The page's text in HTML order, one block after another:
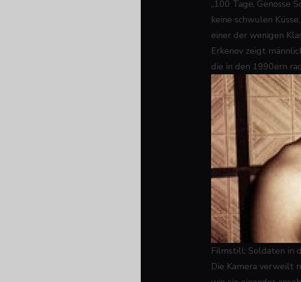
„100 Tage, Genosse
keine schwulen
einer der wenigen
Erkenov zeigt
die in den 1990ern
Filmstill: Soldaten in
Die Kamera verweilt